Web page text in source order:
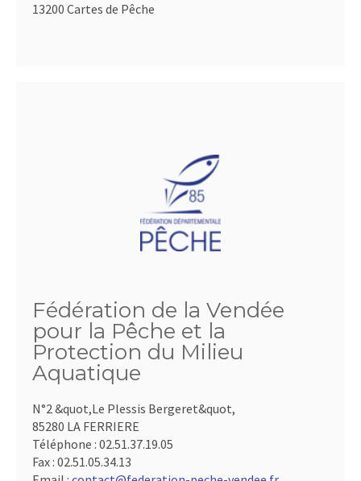
13200 Cartes de Pêche
Fédération de la Vendée
pour la Pêche et la
Protection du Milieu
Aquatique
N°2 &quot,Le Plessis Bergeret&quot,
85280 LA FERRIERE
Téléphone : 02.51.37.19.05
Fax : 02.51.05.34.13